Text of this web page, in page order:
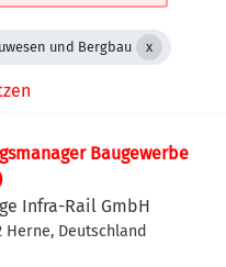
und Bergbau
Baugewerbe
Infra-Rail GmbH
Herne, Deutschland